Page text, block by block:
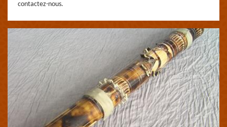
contactez-nous.